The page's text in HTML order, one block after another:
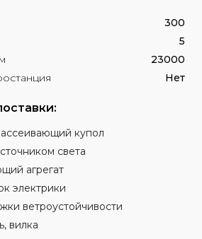
300
5
23000
Нет
купол
света
агрегат
электрики
ветроустойчивости
вилка